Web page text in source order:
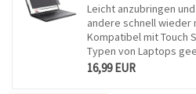
Leicht anzubringen
andere schnell wieder
Kompatibel mit Touch
Typen von Laptops
16,99 EUR